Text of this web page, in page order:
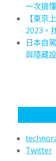
一次搞
【東京
2023，
日本自
與隱藏
Twitter